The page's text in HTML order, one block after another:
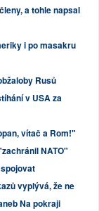
a tohle napsal
i po masakru
Rusů
v USA za
vítač a Rom!"
NATO"
vyplývá, že ne
Na pokraji